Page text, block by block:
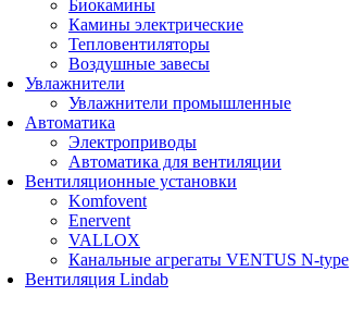
Биокамины
Камины электрические
Тепловентиляторы
Воздушные завесы
Увлажнители
Увлажнители промышленные
Автоматика
Электроприводы
Автоматика для вентиляции
Вентиляционные установки
Komfovent
Enervent
VALLOX
Канальные агрегаты VENTUS N-type
Вентиляция Lindab